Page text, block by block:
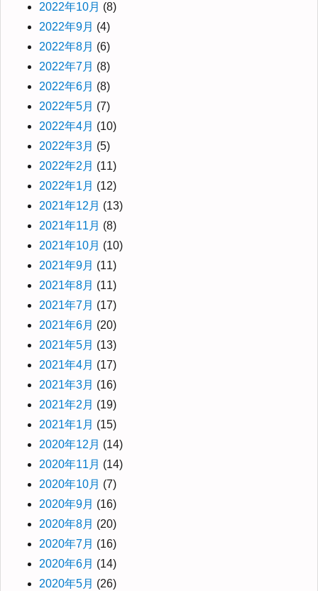
2022年10月 (8)
2022年9月 (4)
2022年8月 (6)
2022年7月 (8)
2022年6月 (8)
2022年5月 (7)
2022年4月 (10)
2022年3月 (5)
2022年2月 (11)
2022年1月 (12)
2021年12月 (13)
2021年11月 (8)
2021年10月 (10)
2021年9月 (11)
2021年8月 (11)
2021年7月 (17)
2021年6月 (20)
2021年5月 (13)
2021年4月 (17)
2021年3月 (16)
2021年2月 (19)
2021年1月 (15)
2020年12月 (14)
2020年11月 (14)
2020年10月 (7)
2020年9月 (16)
2020年8月 (20)
2020年7月 (16)
2020年6月 (14)
2020年5月 (26)